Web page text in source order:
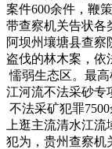
案件600余件，鞭
带查察机关告状各
阿坝州壤塘县查察
盗伐的林木案，依
懦弱生态区。最
江河流不法采砂专
不法采矿犯罪
上逛主流清水江
犯为，贵州查察机